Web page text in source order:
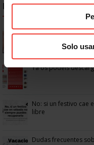
Solo
NOTICIAS MÁS LEÍDAS
Se actualizan las
Ya os podéis
No: si un festivo cae
libre
Dudas frecuentes